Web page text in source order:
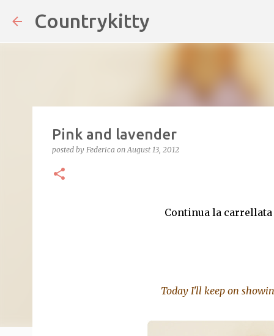
Countrykitty
Pink and lavender
posted by Federica onAugust 13, 2012
Continua la
Today I'll keep on